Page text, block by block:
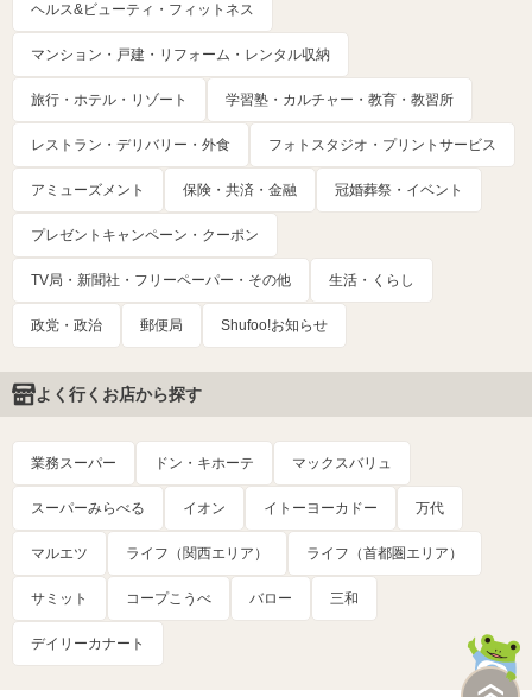
ヘルス&ビューティ・フィットネス
マンション・戸建・リフォーム・レンタル収納
旅行・ホテル・リゾート 学習塾・カルチャー・教育・教習所
レストラン・デリバリー・外食 フォトスタジオ・プリントサービス
アミューズメント 保険・共済・金融 冠婚葬祭・イベント
プレゼントキャンペーン・クーポン
TV局・新聞社・フリーペーパー・その他 生活・くらし
政党・政治 郵便局 Shufoo!お知らせ
よく行くお店から探す
業務スーパー ドン・キホーテ マックスバリュ
スーパーみらべる イオン イトーヨーカドー 万代
マルエツ ライフ（関西エリア） ライフ（首都圏エリア）
サミット コープこうべ バロー 三和
デイリーカナート